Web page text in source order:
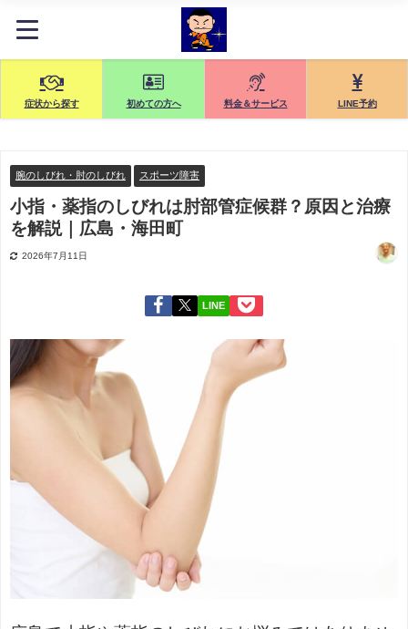
症状から探す 初めての方へ 料金＆サービス LINE予約
腕のしびれ・肘のしびれ スポーツ障害
小指・薬指のしびれは肘部管症候群？原因と治療
を解説｜広島・海田町
2026年7月11日
LINE